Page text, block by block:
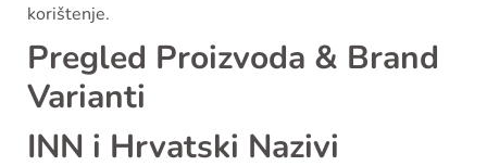
korištenje.
Pregled Proizvoda & Brand
Varianti
INN i Hrvatski Nazivi